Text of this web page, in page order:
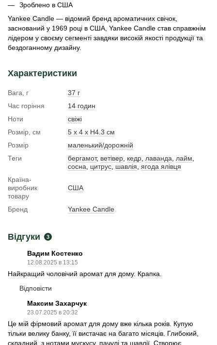
Зроблено в США
Yankee Candle — відомий бренд ароматичних свічок,
заснований у 1969 році в США, Yankee Candle став справжнім
лідером у своєму сегменті завдяки високій якості продукції та
бездоганному дизайну.
Характеристики
Вага, г
37 г
Час горіння
14 годин
Ноти
свіжі
Розмір, см
5 x 4 x Н4.3 см
Розмір
маленький/дорожній
Теги
бергамот, ветівер кедр лаванда лайм
сосна
цитрус шавлія ягода ялівця
Країна-
виробник
товару
США
Бренд Yankee Candle
Відгуки 3
Вадим Костенко
12.08.2025 в 13:15
Найкращий чоловічий аромат для дому. Крапка.
Відповісти
Максим Захарчук
23.07.2025 в 20:32
Це мій фірмовий аромат для дому вже кілька років. Купую
тільки велику банку, її вистачає на багато місяців. Глибокий,
складний, з нотами мускусу, пачулі та шавлії. Створює